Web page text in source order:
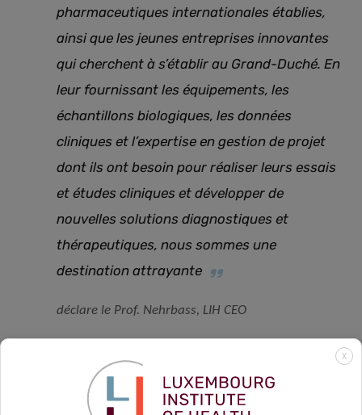
pharmaceutiques internationales établies,
ainsi que les jeunes entreprises innovantes
qui cherchent à s’établir au Grand-Duché. En
leur fournissant les équipements, les
échantillons biologiques, les données
cliniques et l’expertise en gestion de projet
dont ils ont besoin pour réaliser leurs essais
et études cliniques et développer de
nouvelles solutions diagnostiques et
thérapeutiques, nous sommes une
destination attrayante
déclare le Prof. Nehrbass, LIH CEO
En effet, nous avons déjà démontré la valeur ajoutée de
nos services et de notre expertise, ayant participé
récemment à plusieurs projets et essais cliniques
X